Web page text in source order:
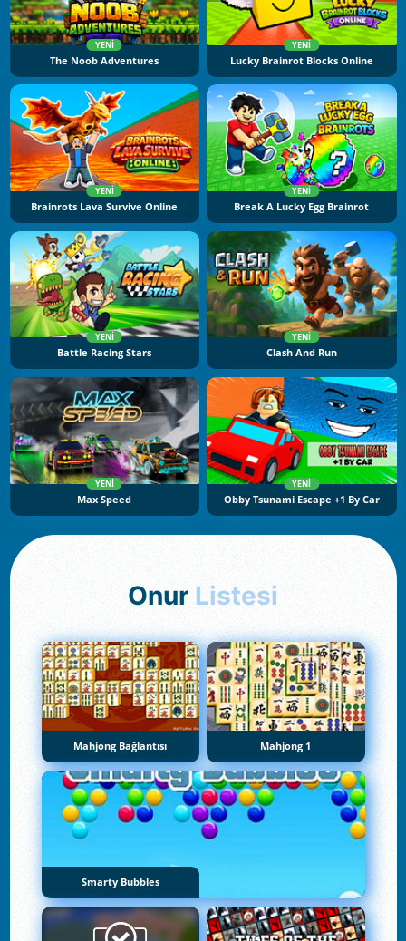
YENI
The Noob Adventures
YENI
Lucky Brainrot Blocks Online
YENI
Brainrots Lava Survive Online
YENI
Break A Lucky Egg Brainrot
YENI
Battle Racing Stars
YENI
Clash And Run
YENI
Max Speed
YENI
Obby Tsunami Escape +1 By Car
Onur Listesi
Mahjong Bağlantısı Mahjong 1
Smarty Bubbles